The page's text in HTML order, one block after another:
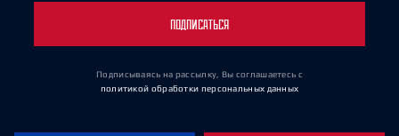
ПОДПИСАТЬСЯ
Подписываясь на рассылку, Вы соглашаетесь с
политикой обработки персональных данных